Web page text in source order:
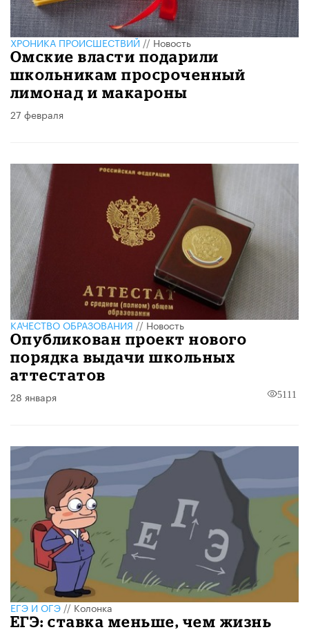
ХРОНИКА ПРОИСШЕСТВИЙ//Новость
Омские власти подарили
школьникам просроченный
лимонад и макароны
27 февраля
КАЧЕСТВО ОБРАЗОВАНИЯ//Новость
Опубликован проект нового
порядка выдачи школьных
аттестатов
28 января 5111
ЕГЭ И ОГЭ//Колонка
ЕГЭ: ставка меньше, чем жизнь